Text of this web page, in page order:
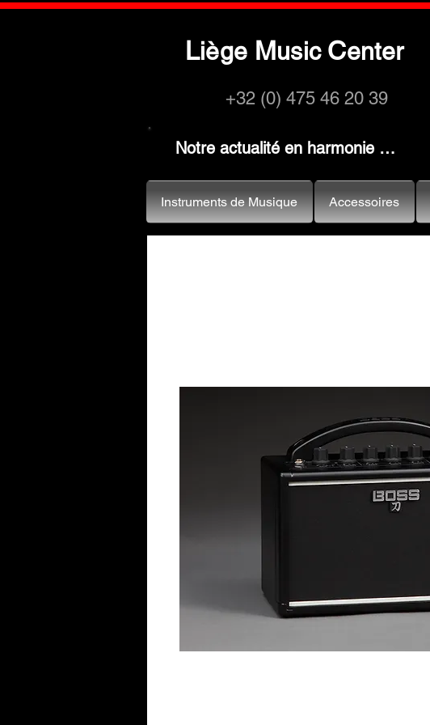
Liège Music Center
+32 (0) 475 46 20 39
Notre actualité en harmonie …
Instruments de Musique Accessoires